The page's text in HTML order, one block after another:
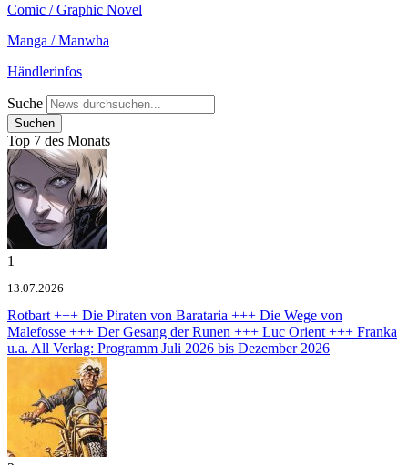
Comic / Graphic Novel
Manga / Manwha
Händlerinfos
Suche
Top 7 des Monats
1
13.07.2026
Rotbart +++ Die Piraten von Barataria +++ Die Wege von
Malefosse +++ Der Gesang der Runen +++ Luc Orient +++ Franka
u.a. All Verlag: Programm Juli 2026 bis Dezember 2026